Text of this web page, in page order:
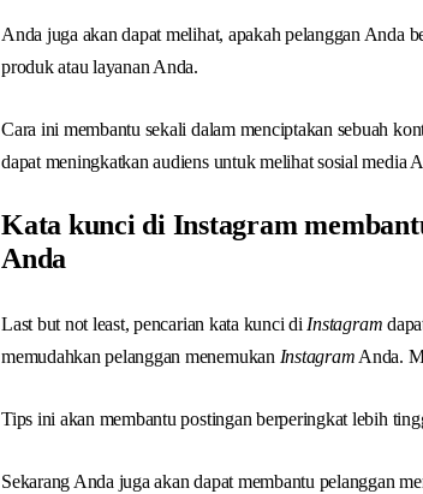
Anda juga akan dapat melihat, apakah pelanggan Anda
produk atau layanan Anda.
Cara ini membantu sekali dalam menciptakan sebuah
dapat meningkatkan audiens untuk melihat sosial media
Kata kunci di Instagram
Anda
Last but not least, pencarian kata kunci di Instagram
memudahkan pelanggan menemukan Instagram Anda.
Tips ini akan membantu postingan berperingkat lebih
Sekarang Anda juga akan dapat membantu pelanggan